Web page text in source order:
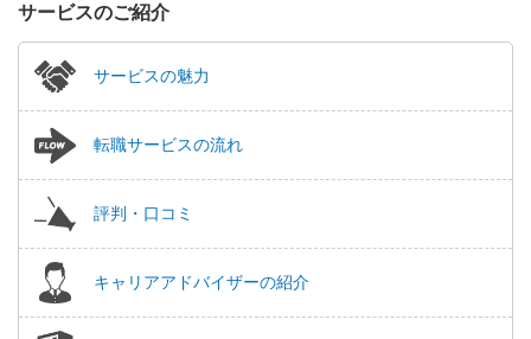
サービスのご紹介
サービスの魅力
転職サービスの流れ
評判・口コミ
キャリアアドバイザーの紹介